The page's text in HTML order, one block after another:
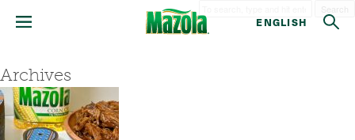
ENGLISH
Archives